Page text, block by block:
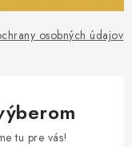
osobných údajov
tu pre vás!